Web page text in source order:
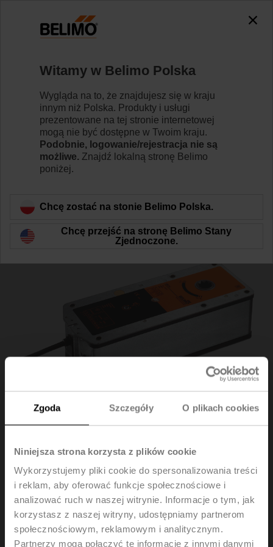
Zgoda Szczegóły O plikach cookies
Niniejsza strona korzysta z plików cookie
Wykorzystujemy pliki cookie do spersonalizowania treści
i reklam, aby oferować funkcje społecznościowe i
analizować ruch w naszej witrynie. Informacje o tym, jak
korzystasz z naszej witryny, udostępniamy partnerom
społecznościowym, reklamowym i analitycznym.
Partnerzy mogą połączyć te informacje z innymi danymi
BE24
Dowiedz się więcej
BE24
Siłownik do klap wentylacji pożarowej, 40 Nm,
AC/DC 24 V, Zamknij/Otwórz, 60 s, 2x SPDT,
Połączenie kształtowe 14x14 mm, IP54, Kabel
Witamy w Belimo Polska
Wygląda na to, że znajdujesz się w kraju
innym niż Polska. Produkty i usługi
prezentowane na tej stronie internetowej
mogą nie być dostępne w Twoim kraju.
Podobnie, logowanie/rejestracja nie są
możliwe. Znajdź lokalną stronę Belimo
poniżej.
Chcę zostać na stonie Belimo Polska.
Chcę przejść na stronę Belimo Stany
Zjednoczone.